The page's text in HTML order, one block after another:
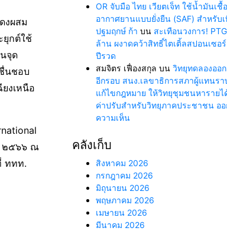
งผสม
ยุกต์ใช้
จุด
นชอบ
งเหนือ
๒๕๖๖ ณ
ททท.
OR จับมือ ไทย เวียตเจ็ท ใช้น้ำมันเชื้
อากาศยานแบบยั่งยืน (SAF) สำหรับ
ปฐมฤกษ์ ก้า บน สะเทือนวงการ!
ล้าน ผงาดคว้าสิทธิ์ไตเติ้ลสปอนเซอร์
ปีรวด
สมจิตร เฟื่องสกุล บน วิทยุทดลองออ
อีกรอบ สนง.เลขาธิการสภาผู้แทนรา
แก้ไขกฎหมาย ให้วิทยุชุมชนหารายไ
ค่าปรับสำหรับวิทยุภาคประชาชน ออ
ความเห็น
คลังเก็บ
สิงหาคม 2026
กรกฎาคม 2026
มิถุนายน 2026
พฤษภาคม 2026
เมษายน 2026
มีนาคม 2026